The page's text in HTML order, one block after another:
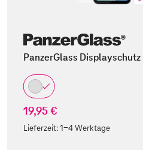
PanzerGlass Displayschutz
19,95 €
Lieferzeit:1-4 Werktage